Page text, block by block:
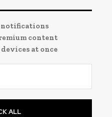
notifications
content
at once
ALL